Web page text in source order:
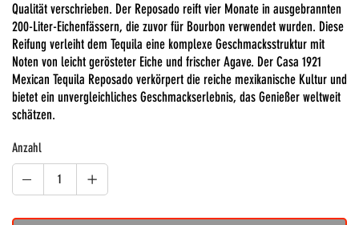
Qualität verschrieben. Der Reposado reift vier Monate in ausgebrannten
200-Liter-Eichenfässern, die zuvor für Bourbon verwendet wurden. Diese
Reifung verleiht dem Tequila eine komplexe Geschmacksstruktur mit
Noten von leicht gerösteter Eiche und frischer Agave. Der Casa 1921
Mexican Tequila Reposado verkörpert die reiche mexikanische Kultur und
bietet ein unvergleichliches Geschmackserlebnis, das Genießer weltweit
schätzen.
Anzahl